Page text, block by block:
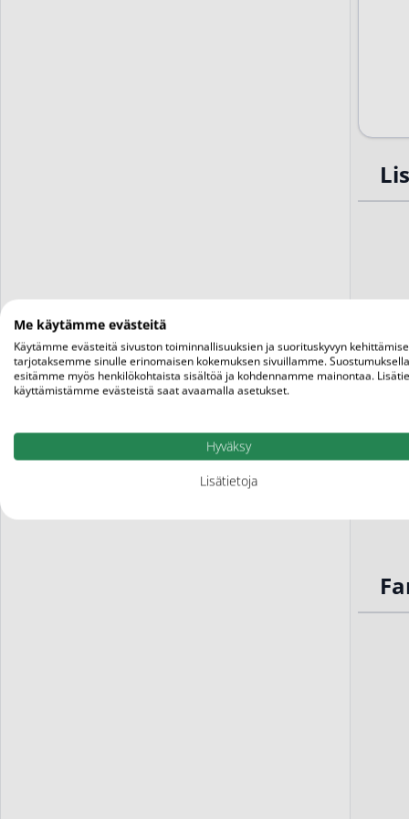
Me käytämme evästeitä
Käytämme evästeitä sivuston toiminnallisuuksien ja suorituskyvyn
tarjotaksemme sinulle erinomaisen kokemuksen sivuillamme.
esitämme myös henkilökohtaista sisältöä ja kohdennamme mainontaa.
käyttämistämme evästeistä saat avaamalla asetukset.
Hyväksy
Lisätietoja